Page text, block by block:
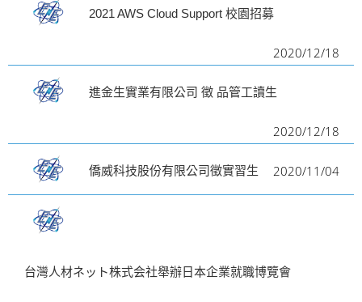
2021 AWS Cloud Support 校園招募
2020/12/18
進金生實業有限公司 徵 品管工讀生
2020/12/18
僑威科技股份有限公司徵實習生 2020/11/04
台灣人材ネット株式会社舉辦日本企業就職博覽會